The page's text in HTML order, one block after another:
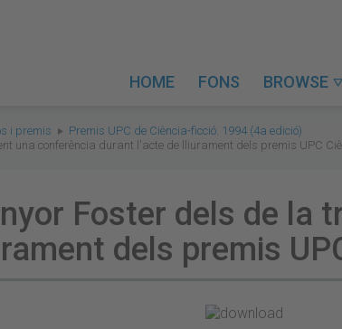
HOME FONS BROWSE 
i premis
Premis UPC de Ciència-ficció. 1994 (4a edició)
una conferència durant l'acte de lliurament dels premis UPC
Foster dels de la
dels premis